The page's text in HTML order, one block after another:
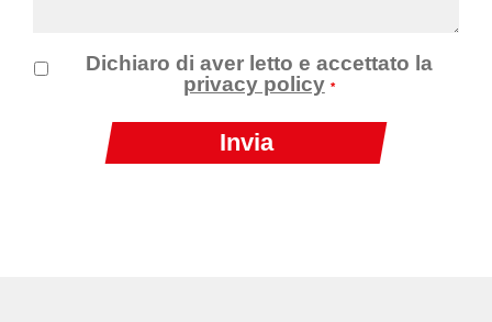
Dichiaro di aver letto e accettato la
privacy policy *